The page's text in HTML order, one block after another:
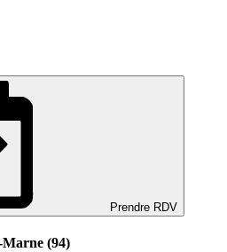
Prendre RDV
Marne (94)